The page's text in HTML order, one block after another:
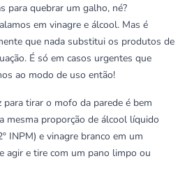
para quebrar um galho, né?
em vinagre e álcool. Mas é
que nada substitui os produtos de
É só em casos urgentes que
ao modo de uso então!
para tirar o mofo da parede é bem
mesma proporção de álcool líquido
INPM) e vinagre branco em um
agir e tire com um pano limpo ou